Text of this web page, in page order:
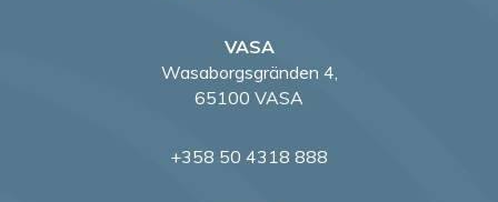
VASA
Wasaborgsgränden 4,
65100 VASA
+358 50 4318 888